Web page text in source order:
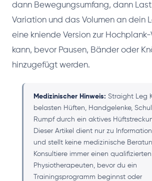
dann Bewegungsumfang, dann
Variation und das Volumen an dein
eine kniende Version zur
kann, bevor Pausen, Bänder oder
hinzugefügt werden.
Medizinischer Hinweis: Straight Leg
belasten Hüften, Handgelenke,
Rumpf durch ein aktives
Dieser Artikel dient nur zu
und stellt keine medizinische
Konsultiere immer einen
Physiotherapeuten, bevor du ein
Trainingsprogramm beginnst oder